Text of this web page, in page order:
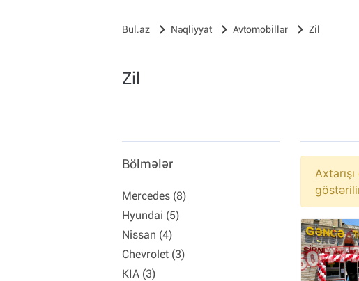
Bul.az Nəqliyyat Avtomobillər Zil
Zil
Bölmələr
Mercedes (8)
Hyundai (5)
Nissan (4)
Chevrolet (3)
KIA (3)